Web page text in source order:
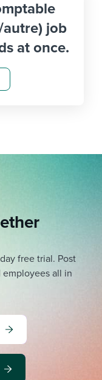
job
at once.
free trial. Post
all in